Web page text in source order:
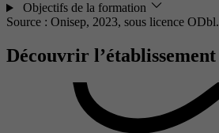
Objectifs de la formation
Source : Onisep, 2023, sous licence ODbl.
Découvrir l’établissement